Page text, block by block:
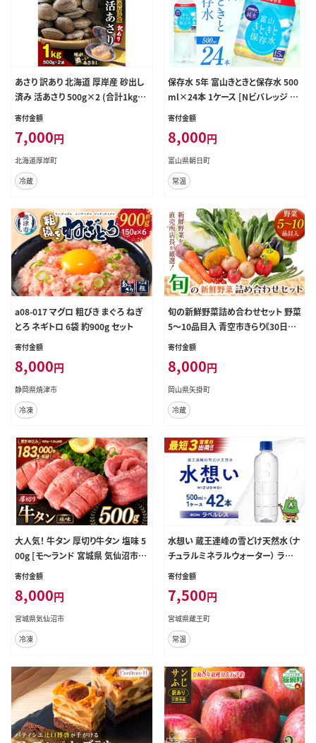
あさり 訳あり 北海道 厚岸産 砂出し
済み 活あさり 500g×2 (合計1kg)
【厚岸海産】[ アサリ 魚貝 海鮮 大粒
冷蔵 便利 ]
寄付金額
7,000円
北海道厚岸町
冷蔵
保存水 5年 富山きときと保存水 500
ml×24本 1ケース [Nビバレッジ 富
山県 朝日町 34310472] 水 ペットボ
ーター ローリングストック 長期保存
水 備蓄 備蓄水
寄付金額
8,000円
富山県朝日町
常温
a08-017 マグロ 粗びき まぐろ ねぎ
とろ ネギトロ 6袋 約900g セット
寄付金額
8,000円
静岡県焼津市
冷凍
旬の新鮮野菜詰め合わせセット 野菜
5～10品目入 青空市きらり《30日以
内に出荷予定》 野菜 岡山県 野菜 矢
ト 野菜 きゅうり 野菜 アスパラガス
野菜 玉ねぎ 野菜 リーキ 野菜 送料
無料 野菜 野菜 野菜 野菜 野菜---os
y_ckrrys_30d_24_8000_s---
寄付金額
8,000円
岡山県矢掛町
冷蔵
大人気！ 牛タン 厚切り牛タン 塩味 5
00g [モ～ランド 宮城県 気仙沼市 2
0564659] 肉 牛肉 精肉 牛たん 牛タ
ドア バーベキュー 厚切り タン
寄付金額
8,000円
宮城県気仙沼市
冷凍
水想い 蔵王連峰の雪どけ天然水（ナ
チュラルミネラルウォーター） ラベ
ルレス 500ml×42本 水 みず 天然
気 ラベルレス ペットボトル 蔵王【04
301-0732】
寄付金額
7,500円
宮城県蔵王町
常温